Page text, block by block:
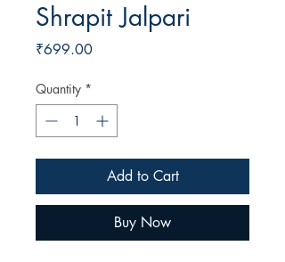
Shrapit Jalpari
₹699.00Price
Quantity *
Add to Cart
Buy Now